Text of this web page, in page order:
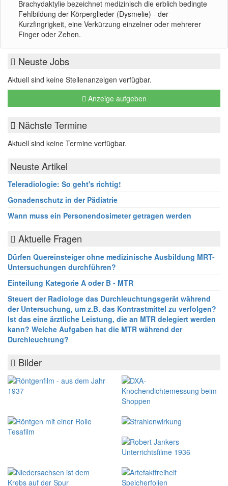
Brachydaktylie bezeichnet medizinisch die erblich bedingte
Fehlbildung der Körperglieder (Dysmelie) - der
Kurzfingrigkeit, eine Verkürzung einzelner oder mehrerer
Finger oder Zehen.
Neuste Jobs
Aktuell sind keine Stellenanzeigen verfügbar.
Anzeige aufgeben
Nächste Termine
Aktuell sind keine Termine verfügbar.
Neuste Artikel
Teleradiologie: So geht's richtig!
Gonadenschutz in der Pädiatrie
Wann muss ein Personendosimeter getragen werden
Aktuelle Fragen
Dürfen Quereinsteiger ohne medizinische Ausbildung MRT-
Untersuchungen durchführen?
Einteilung Kategorie A oder B - MTR
Steuert der Radiologe das Durchleuchtungsgerät während
der Untersuchung, um z.B. das Kontrastmittel zu verfolgen?
Ist das eine ärztliche Leistung, die an MTR delegiert werden
kann? Welche Aufgaben hat die MTR während der
Durchleuchtung?
Bilder